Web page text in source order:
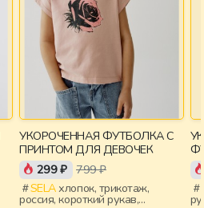
УКОРОЧЕННАЯ ФУТБОЛКА С
ПРИНТОМ ДЛЯ ДЕВОЧЕК
299 ₽ 799 ₽
SELAхлопок, трикотаж,
россия, короткий рукав,